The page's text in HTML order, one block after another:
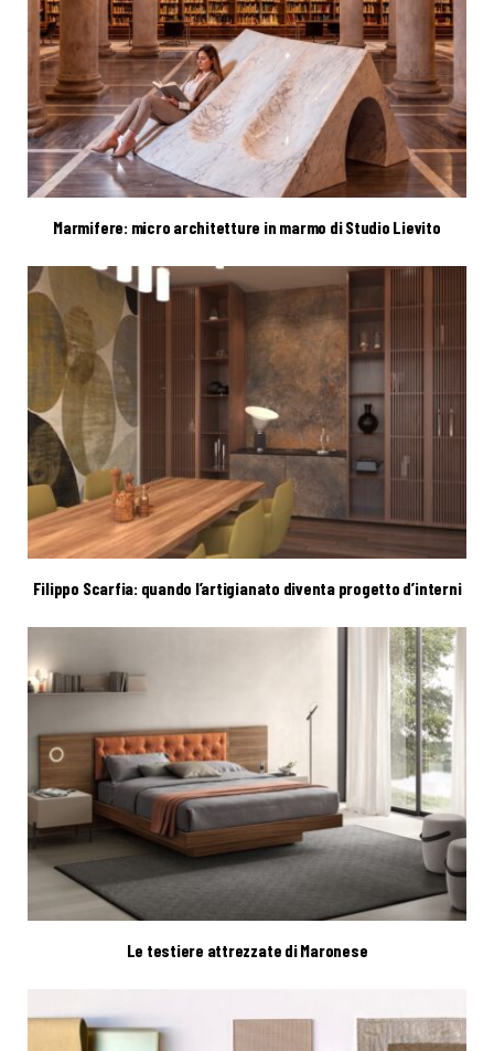
Marmifere: micro architetture in marmo di Studio Lievito
Filippo Scarfia: quando l’artigianato diventa progetto d’interni
Le testiere attrezzate di Maronese